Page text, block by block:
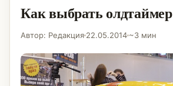
Как выбрать олдтаймер
Автор: Редакция 22.05.2014 ~3 мин